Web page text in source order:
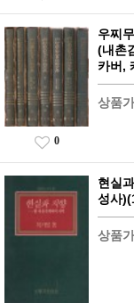
우찌
(내촌
카버,
상품
0
현실
성사
상품